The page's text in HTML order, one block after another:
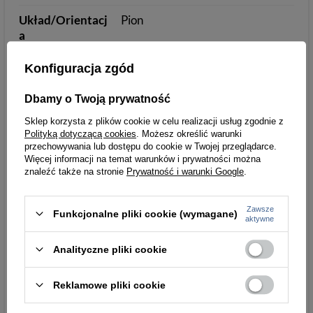
Układ/Orientacj
a
Pion
Kolory czarny
Głębokość [cm] 13
Parametry
bezpieczeństwa
Parametry bezpieczeństwa
za ten produkt na terenie
UE
importEU Więcej
Konfiguracja zgód
Dbamy o Twoją prywatność
Sklep korzysta z plików cookie w celu realizacji usług zgodnie z
Polityką dotyczącą cookies . Możesz określić warunki
przechowywania lub dostępu do cookie w Twojej przeglądarce.
Więcej informacji na temat warunków i prywatności można
znaleźć także na stronie Prywatność i warunki Google
Funkcjonalne pliki cookie (wymagane)
Zawsze
aktywne
Analityczne pliki cookie
Reklamowe pliki cookie